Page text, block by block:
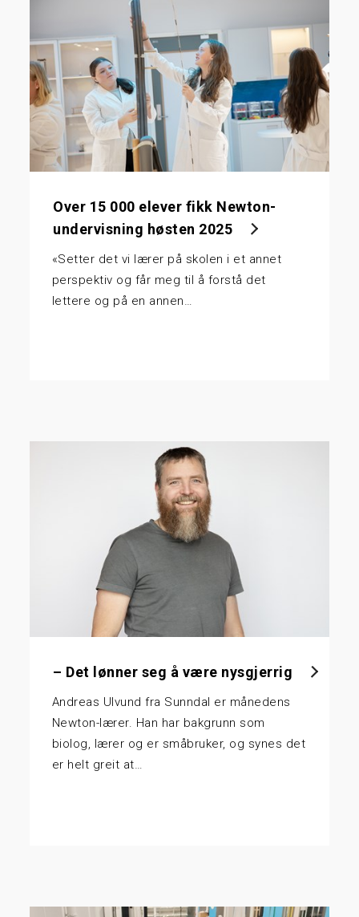
Over 15 000 elever fikk Newton-
undervisning høsten 2025
«Setter det vi lærer på skolen i et annet
perspektiv og får meg til å forstå det
lettere og på en annen…
– Det lønner seg å være nysgjerrig
Andreas Ulvund fra Sunndal er månedens
Newton-lærer. Han har bakgrunn som
biolog, lærer og er småbruker, og synes det
er helt greit at…